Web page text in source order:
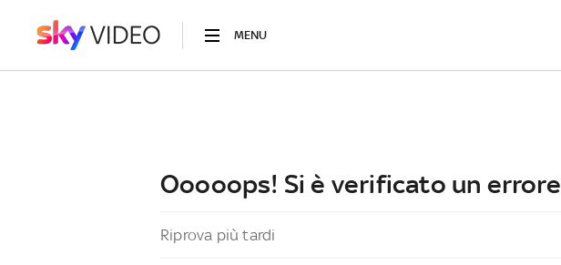
MENU
Ooooops! Si è verificato un errore
Riprova più tardi